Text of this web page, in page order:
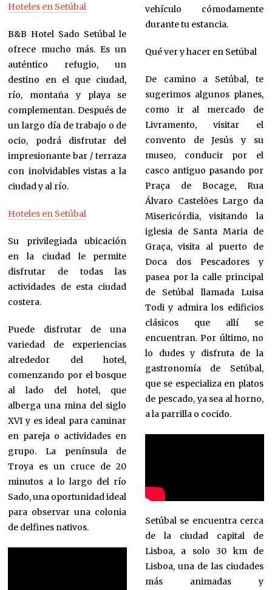
Hoteles en Setúbal
B&B Hotel Sado Setúbal le
ofrece mucho más. Es un
auténtico refugio, un
destino en el que ciudad,
río, montaña y playa se
complementan. Después de
un largo día de trabajo o de
ocio, podrá disfrutar del
impresionante bar / terraza
con inolvidables vistas a la
ciudad y al río.
Hoteles en Setúbal
Su privilegiada ubicación
en la ciudad le permite
disfrutar de todas las
actividades de esta ciudad
costera.
Puede disfrutar de una
variedad de experiencias
alrededor del hotel,
comenzando por el bosque
al lado del hotel, que
alberga una mina del siglo
XVI y es ideal para caminar
en pareja o actividades en
grupo. La península de
Troya es un cruce de 20
minutos a lo largo del río
Sado, una oportunidad ideal
para observar una colonia
de delfines nativos.
vehículo cómodamente
durante tu estancia.
Qué ver y hacer en Setúbal
De camino a Setúbal, te
sugerimos algunos planes,
como ir al mercado de
Livramento, visitar el
convento de Jesús y su
museo, conducir por el
casco antiguo pasando por
Praça de Bocage, Rua
Álvaro Castelões Largo da
Misericórdia, visitando la
iglesia de Santa Maria de
Graça, visita al puerto de
Doca dos Pescadores y
pasea por la calle principal
de Setúbal llamada Luisa
Todi y admira los edificios
clásicos que allí se
encuentran. Por último, no
lo dudes y disfruta de la
gastronomía de Setúbal,
que se especializa en platos
de pescado, ya sea al horno,
a la parrilla o cocido.
Setúbal se encuentra cerca
de la ciudad capital de
Lisboa, a solo 30 km de
Lisboa, una de las ciudades
más animadas y